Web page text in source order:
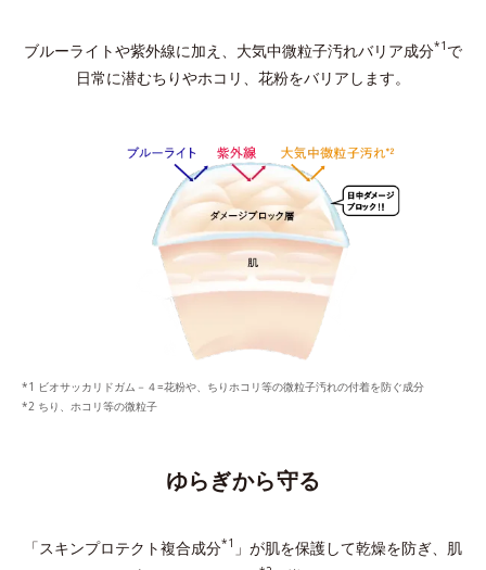
ブルーライトや紫外線に加え、大気中微粒子汚れバリア成分*1 で
日常に潜むちりやホコリ、花粉をバリアします。
ビオサッカリドガム－４=花粉や、ちりホコリ等の微粒子汚れの付着を防ぐ成分
ちり、ホコリ等の微粒子
ゆらぎから守る
「スキンプロテクト複合成分*1 」が肌を保護して乾燥を防ぎ、 肌